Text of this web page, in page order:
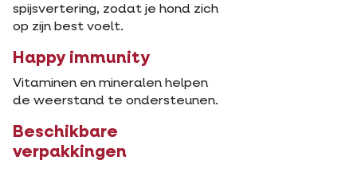
spijsvertering, zodat je hond zich
op zijn best voelt.
Happy immunity
Vitaminen en mineralen helpen
de weerstand te ondersteunen.
Beschikbare
verpakkingen